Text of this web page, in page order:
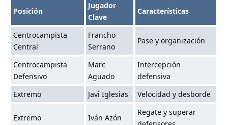
Posición
Jugador
Clave
Características
Centrocampista
Central
Francho
Serrano
Pase y organización
Centrocampista
Defensivo
Marc
Aguado
Intercepción
defensiva
Extremo
Javi Iglesias Velocidad y desborde
Extremo Iván Azón
Regate y superar